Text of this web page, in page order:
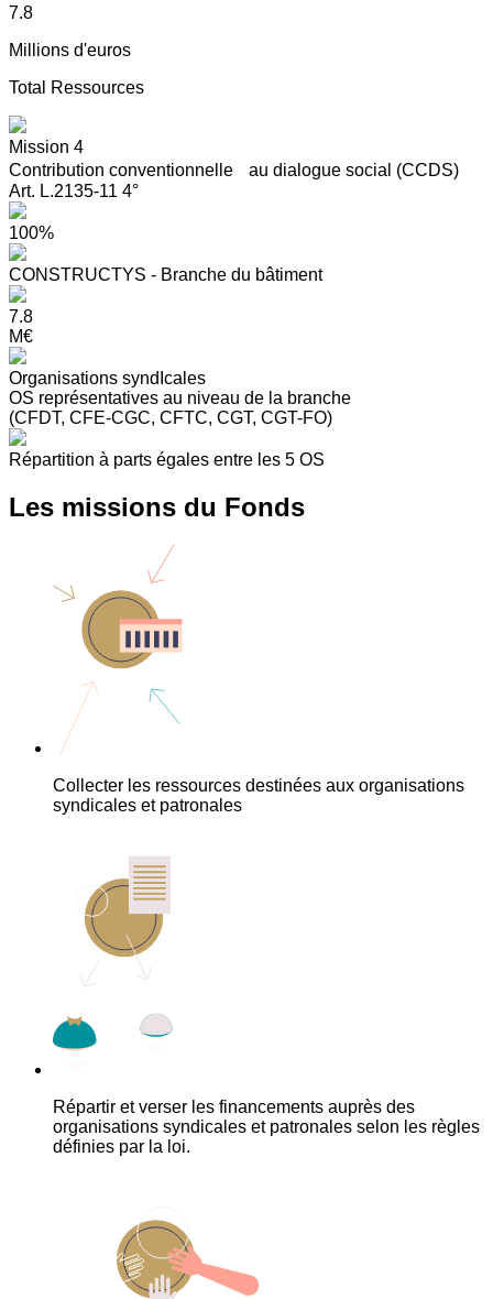
7.8
Millions d'euros
Total Ressources
Mission 4
Contribution conventionnelle au dialogue social (CCDS)
Art. L.2135-11 4°
100%
CONSTRUCTYS - Branche du bâtiment
7.8
M€
Organisations syndIcales
OS représentatives au niveau de la branche
(CFDT, CFE-CGC, CFTC, CGT, CGT-FO)
Répartition à parts égales entre les 5 OS
Les missions du Fonds
Collecter les ressources destinées aux organisations
syndicales et patronales
Répartir et verser les financements auprès des
organisations syndicales et patronales selon les règles
définies par la loi.